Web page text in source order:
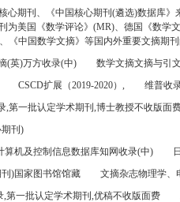
期刊、《中国核心期刊(遴选)数据库》
为美国《数学评论》(MR)、德国《数学
《中国数学文摘》等国内外重要文摘期
(英)万方收录(中) 数学文摘文摘与引
CSCD扩展（2019-2020）, 维普收
,第一批认定学术期刊,博士教授不收版面
刊)
机及控制信息数据库知网收录(中)
)国家图书馆馆藏
文摘杂志物理学、
,第一批认定学术期刊,优稿不收版面费